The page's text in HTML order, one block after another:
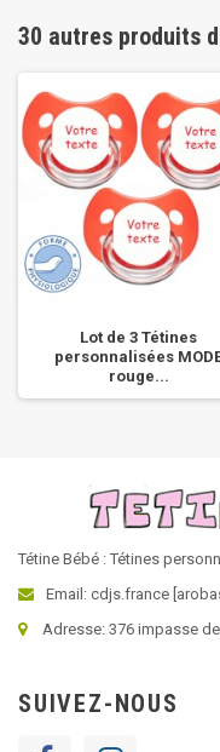
30 autres produits
Lot de 3 Tétines
personnalisées
rouge...
Tétine Bébé : Tétines
Email: cdjs.france
Adresse: 376 impasse
SUIVEZ-NOUS